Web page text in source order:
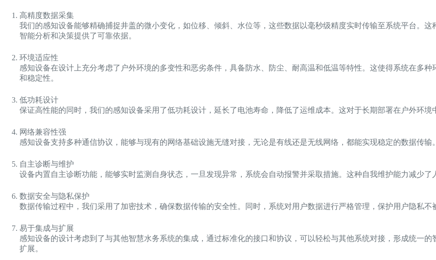
高精度数据采集
我们的感知设备能够精确捕捉井盖的微小变化，如位移、倾斜、水位等，这些数据以毫秒级精度实时传输至系统平台。
智能分析和决策提供了可靠依据。
环境适应性
感知设备在设计上充分考虑了户外环境的多变性和恶劣条件，具备防水、防尘、耐高温和低温等特性。这使得系统在多
和稳定性。
低功耗设计
保证高性能的同时，我们的感知设备采用了低功耗设计，延长了电池寿命，降低了运维成本。这对于长期部署在户外环
网络兼容性强
感知设备支持多种通信协议，能够与现有的网络基础设施无缝对接，无论是有线还是无线网络，都能实现稳定的数据传
自主诊断与维护
设备内置自主诊断功能，能够实时监测自身状态，一旦发现异常，系统会自动报警并采取措施。这种自我维护能力减少了
数据安全与隐私保护
数据传输过程中，我们采用了加密技术，确保数据传输的安全性。同时，系统对用户数据进行严格管理，保护用户隐私不
易于集成与扩展
感知设备的设计考虑到了与其他智慧水务系统的集成，通过标准化的接口和协议，可以轻松与其他系统对接，形成统一
扩展。